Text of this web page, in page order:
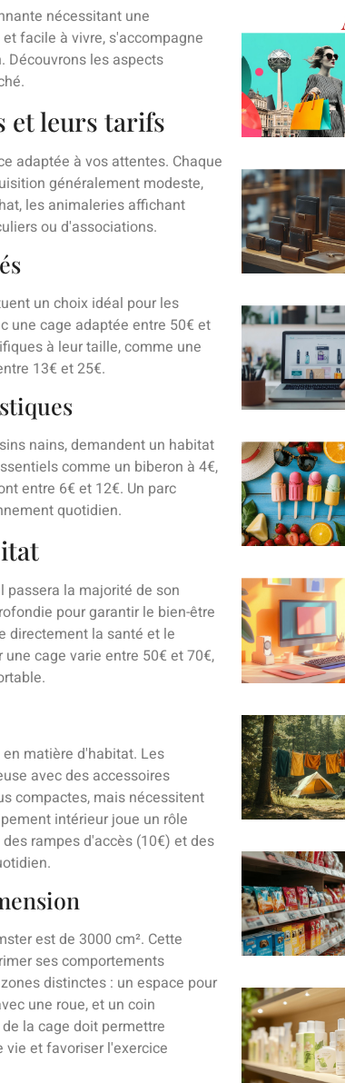
nécessitant une
facile à vivre, s'accompagne
les aspects
et leurs tarifs
adaptée à vos attentes. Chaque
généralement modeste,
les animaleries affichant
ou d'associations.
un choix idéal pour les
une cage adaptée entre 50€ et
à leur taille, comme une
13€ et 25€.
nains, demandent un habitat
comme un biberon à 4€,
entre 6€ et 12€. Un parc
quotidien.
passera la majorité de son
pour garantir le bien-être
directement la santé et le
cage varie entre 50€ et 70€,
matière d'habitat. Les
avec des accessoires
compactes, mais nécessitent
intérieur joue un rôle
rampes d'accès (10€) et des
est de 3000 cm². Cette
ses comportements
distinctes : un espace pour
une roue, et un coin
la cage doit permettre
et favoriser l'exercice